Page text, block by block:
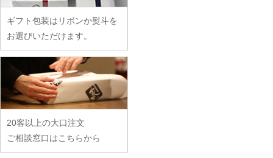
臼田けい子
海野裕
浦陽子
遠藤マサヒロ
大井寛史
大久保公太郎
大沢和義
小林巧征
小牧広平
近藤亮介
藤田永子
藤塚光男
ほたる窯
堀畑蘭
村田菜穂美
木工ヤマニ
森知恵子
森悠紀子
森下綾
ギフト包装はリボンか熨斗を
お選びいただけます。
20客以上の大口注文
ご相談窓口はこちらから